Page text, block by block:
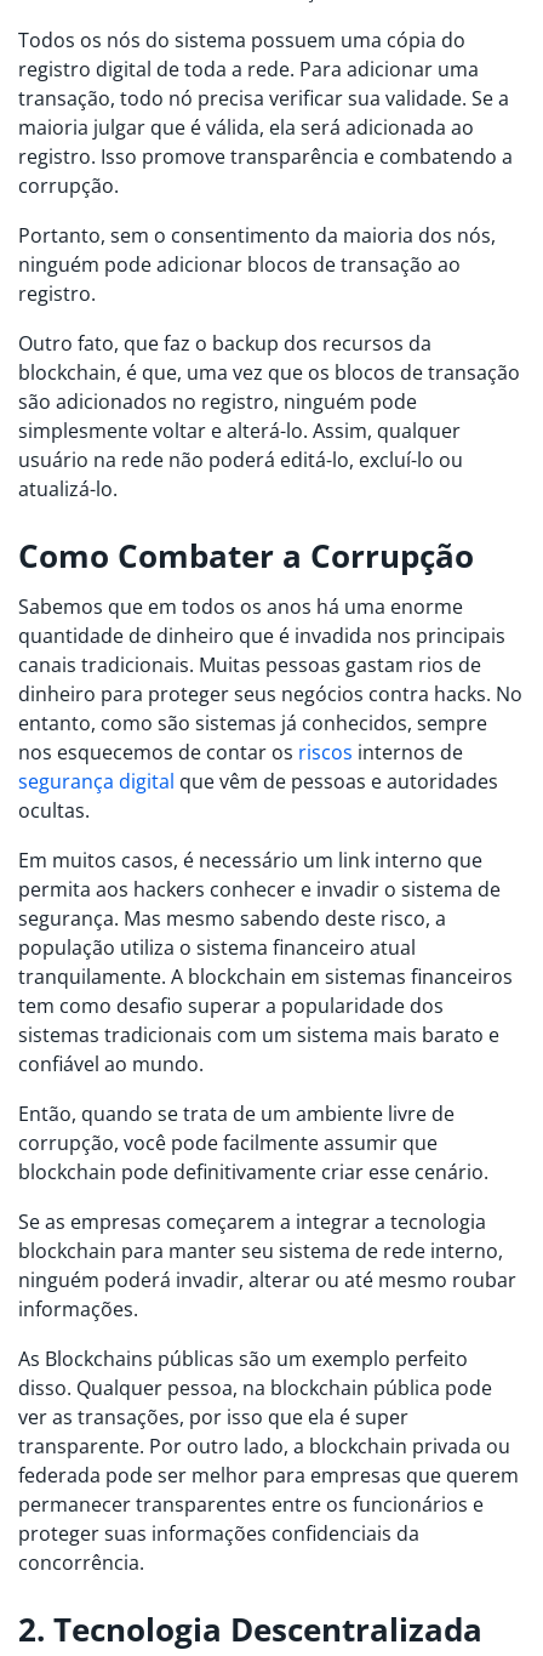
Todos os nós do sistema possuem uma cópia do
registro digital de toda a rede. Para adicionar uma
transação, todo nó precisa verificar sua validade. Se a
maioria julgar que é válida, ela será adicionada ao
registro. Isso promove transparência e combatendo a
corrupção.
Portanto, sem o consentimento da maioria dos nós,
ninguém pode adicionar blocos de transação ao
registro.
Outro fato, que faz o backup dos recursos da
blockchain, é que, uma vez que os blocos de transação
são adicionados no registro, ninguém pode
simplesmente voltar e alterá-lo. Assim, qualquer
usuário na rede não poderá editá-lo, excluí-lo ou
atualizá-lo.
Como Combater a Corrupção
Sabemos que em todos os anos há uma enorme
quantidade de dinheiro que é invadida nos principais
canais tradicionais. Muitas pessoas gastam rios de
dinheiro para proteger seus negócios contra hacks. No
entanto, como são sistemas já conhecidos, sempre
nos esquecemos de contar os riscos internos de
segurança digital que vêm de pessoas e autoridades
ocultas.
Em muitos casos, é necessário um link interno que
permita aos hackers conhecer e invadir o sistema de
segurança. Mas mesmo sabendo deste risco, a
população utiliza o sistema financeiro atual
tranquilamente. A blockchain em sistemas financeiros
tem como desafio superar a popularidade dos
sistemas tradicionais com um sistema mais barato e
confiável ao mundo.
Então, quando se trata de um ambiente livre de
corrupção, você pode facilmente assumir que
blockchain pode definitivamente criar esse cenário.
Se as empresas começarem a integrar a tecnologia
blockchain para manter seu sistema de rede interno,
ninguém poderá invadir, alterar ou até mesmo roubar
informações.
As Blockchains públicas são um exemplo perfeito
disso. Qualquer pessoa, na blockchain pública pode
ver as transações, por isso que ela é super
transparente. Por outro lado, a blockchain privada ou
federada pode ser melhor para empresas que querem
permanecer transparentes entre os funcionários e
proteger suas informações confidenciais da
concorrência.
2. Tecnologia Descentralizada